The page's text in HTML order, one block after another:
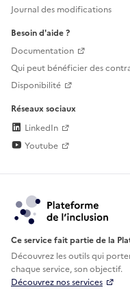
Journal des modifications
Besoin d'aide ?
Documentation
Qui peut bénéficier des
Disponibilité
Réseaux sociaux
LinkedIn
Youtube
Ce service fait partie de la
Découvrez les outils qui
chaque service, son objectif.
Découvrez nos services